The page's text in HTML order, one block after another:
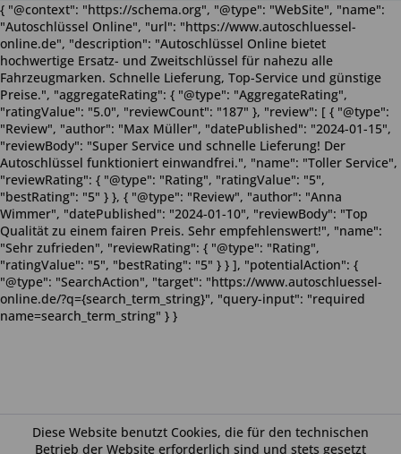
Diese Website benutzt Cookies, die für den technischen
Betrieb der Website erforderlich sind und stets gesetzt
{ "@context": "https://schema.org", "@type": "WebSite", "name":
"Autoschlüssel Online", "url": "https://www.autoschluessel-
online.de", "description": "Autoschlüssel Online bietet
hochwertige Ersatz- und Zweitschlüssel für nahezu alle
Fahrzeugmarken. Schnelle Lieferung, Top-Service und günstige
Preise.", "aggregateRating": { "@type": "AggregateRating",
"ratingValue": "5.0", "reviewCount": "187" }, "review": [ { "@type":
"Review", "author": "Max Müller", "datePublished": "2024-01-15",
"reviewBody": "Super Service und schnelle Lieferung! Der
Autoschlüssel funktioniert einwandfrei.", "name": "Toller Service",
"reviewRating": { "@type": "Rating", "ratingValue": "5",
"bestRating": "5" } }, { "@type": "Review", "author": "Anna
Wimmer", "datePublished": "2024-01-10", "reviewBody": "Top
Qualität zu einem fairen Preis. Sehr empfehlenswert!", "name":
"Sehr zufrieden", "reviewRating": { "@type": "Rating",
"ratingValue": "5", "bestRating": "5" } } ], "potentialAction": {
"@type": "SearchAction", "target": "https://www.autoschluessel-
online.de/?q={search_term_string}", "query-input": "required
name=search_term_string" } }